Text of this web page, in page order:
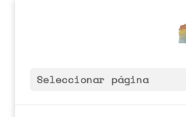
Seleccionar página